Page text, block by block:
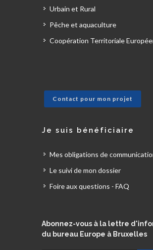
Urbain et Rural
Pêche et aquaculture
Coopération Territoriale
Contact pour mon projet
Je suis bénéficiaire
Mes obligations de
Le suivi de mon dossier
Foire aux questions - FAQ
Abonnez-vous à la lettre
du bureau Europe à Bruxelles